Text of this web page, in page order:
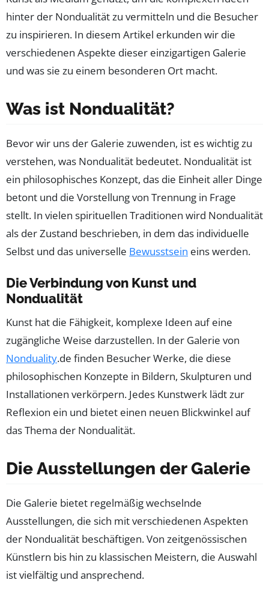
hinter der Nondualität zu vermitteln und die Besucher
zu inspirieren. In diesem Artikel erkunden wir die
verschiedenen Aspekte dieser einzigartigen Galerie
und was sie zu einem besonderen Ort macht.
Was ist Nondualität?
Bevor wir uns der Galerie zuwenden, ist es wichtig zu
verstehen, was Nondualität bedeutet. Nondualität ist
ein philosophisches Konzept, das die Einheit aller Dinge
betont und die Vorstellung von Trennung in Frage
stellt. In vielen spirituellen Traditionen wird Nondualität
als der Zustand beschrieben, in dem das individuelle
Selbst und das universelle Bewusstsein eins werden.
Die Verbindung von Kunst und
Nondualität
Kunst hat die Fähigkeit, komplexe Ideen auf eine
zugängliche Weise darzustellen. In der Galerie von
Nonduality.de finden Besucher Werke, die diese
philosophischen Konzepte in Bildern, Skulpturen und
Installationen verkörpern. Jedes Kunstwerk lädt zur
Reflexion ein und bietet einen neuen Blickwinkel auf
das Thema der Nondualität.
Die Ausstellungen der Galerie
Die Galerie bietet regelmäßig wechselnde
Ausstellungen, die sich mit verschiedenen Aspekten
der Nondualität beschäftigen. Von zeitgenössischen
Künstlern bis hin zu klassischen Meistern, die Auswahl
ist vielfältig und ansprechend.